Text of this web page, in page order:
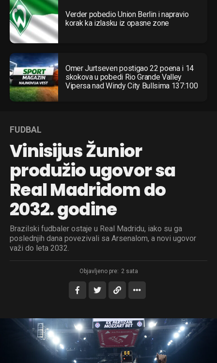
Verder pobedio Union Berlin i napravio
korak ka izlasku iz opasne zone
Omer Jurtseven postigao 22 poena i 14
skokova u pobedi Rio Grande Valley
Vipersa nad Windy City Bullsima 137:100
FUDBAL
Vinisijus Žunior
produžio ugovor sa
Real Madridom do
2032. godine
Brazilski fudbaler ostaje u Real Madridu, iako su ga
poslednjih dana povezivali sa Arsenalom, a novi ugovor
važi do leta 2032.
Objavljeno pre: 2 sata